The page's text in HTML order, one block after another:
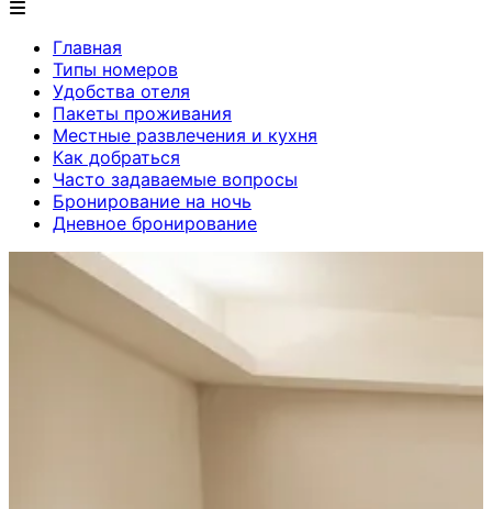
Главная
Типы номеров
Удобства отеля
Пакеты проживания
Местные развлечения и кухня
Как добраться
Часто задаваемые вопросы
Бронирование на ночь
Дневное бронирование